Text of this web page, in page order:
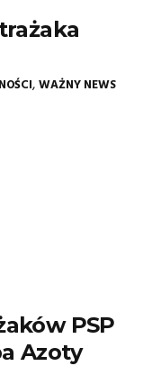
,WAŻNY NEWS
PSP
Azoty